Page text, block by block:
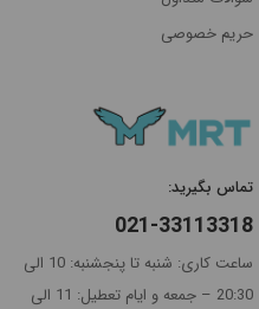
حریم خصوصی
تماس بگیرید:
021-33113318
ساعت کاری: شنبه تا پنجشنبه: 10 الی
20:30 – جمعه و ایام تعطیل: 11 الی